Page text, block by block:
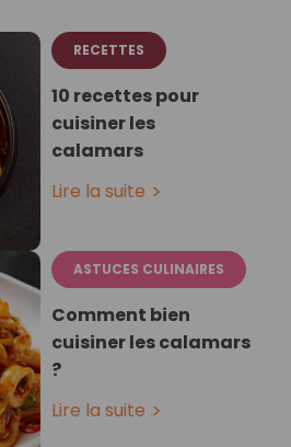
RECETTES
10 recettes pour
cuisiner les
calamars
Lire la suite
ASTUCES CULINAIRES
Comment bien
cuisiner les calamars
?
Lire la suite